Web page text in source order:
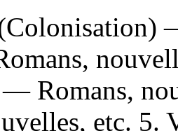
— Romans,
etc.